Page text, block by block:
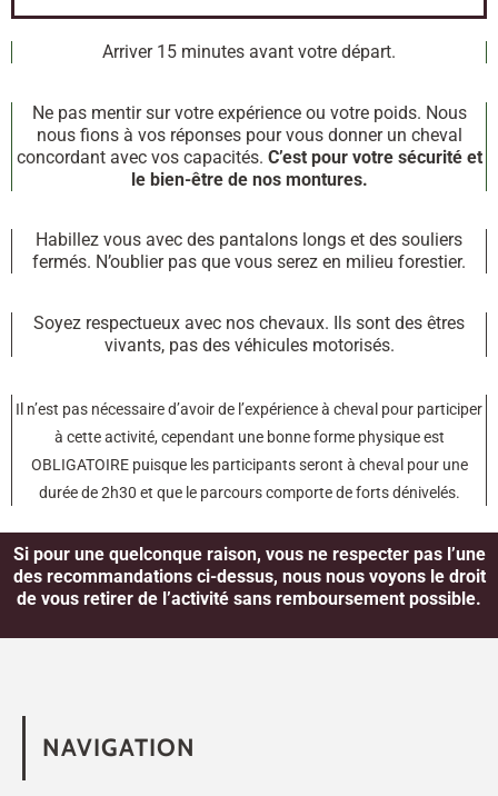
Arriver 15 minutes avant votre départ.
Ne pas mentir sur votre expérience ou votre poids. Nous
nous fions à vos réponses pour vous donner un cheval
concordant avec vos capacités. C’est pour votre sécurité et
le bien-être de nos montures.
Habillez vous avec des pantalons longs et des souliers
fermés. N’oublier pas que vous serez en milieu forestier.
Soyez respectueux avec nos chevaux. Ils sont des êtres
vivants, pas des véhicules motorisés.
Il n’est pas nécessaire d’avoir de l’expérience à cheval pour participer
à cette activité, cependant une bonne forme physique est
OBLIGATOIRE puisque les participants seront à cheval pour une
durée de 2h30 et que le parcours comporte de forts dénivelés.
Si pour une quelconque raison, vous ne respecter pas l’une
des recommandations ci-dessus, nous nous voyons le droit
de vous retirer de l’activité sans remboursement possible.
NAVIGATION